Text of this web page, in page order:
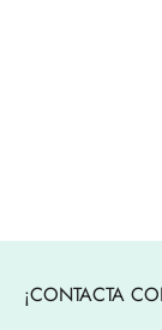
¡CONTACTA